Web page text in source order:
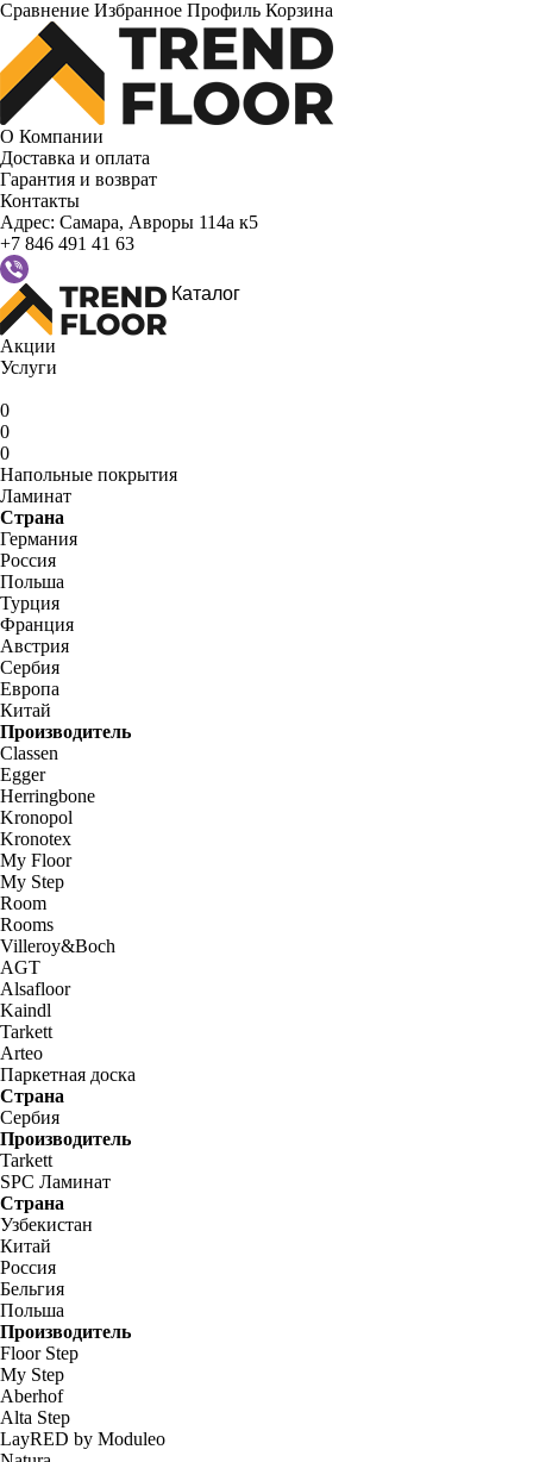
Сравнение Избранное Профиль Корзина
О Компании
Доставка и оплата
Гарантия и возврат
Контакты
Адрес: Самара, Авроры 114а к5
+7 846 491 41 63
Каталог
Акции
Услуги
0
0
0
Напольные покрытия
Ламинат
Страна
Германия
Россия
Польша
Турция
Франция
Австрия
Сербия
Европа
Китай
Производитель
Classen
Egger
Herringbone
Kronopol
Kronotex
My Floor
My Step
Room
Rooms
Villeroy&Boch
AGT
Alsafloor
Kaindl
Tarkett
Arteo
Паркетная доска
Страна
Сербия
Производитель
Tarkett
SPC Ламинат
Страна
Узбекистан
Китай
Россия
Бельгия
Польша
Производитель
Floor Step
My Step
Aberhof
Alta Step
LayRED by Moduleo